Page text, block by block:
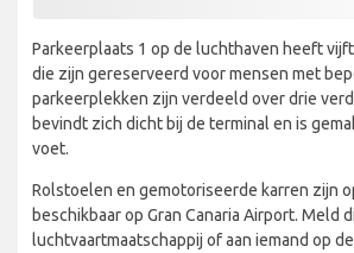
Parkeerplaats 1 op de luchthaven heeft
die zijn gereserveerd voor mensen met
parkeerplekken zijn verdeeld over drie
bevindt zich dicht bij de terminal en is
voet.
Rolstoelen en gemotoriseerde karren zijn
beschikbaar op Gran Canaria Airport. Meld
luchtvaartmaatschappij of aan iemand op